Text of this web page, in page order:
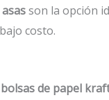
son la opción
costo.
bolsas de papel